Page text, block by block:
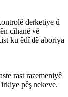
derketiye û
cîhanê vê
ku êdî dê aboriya
rast razemeniyê
pêş nekeve.